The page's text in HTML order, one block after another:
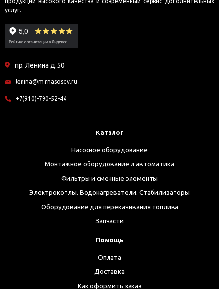
услуг.
пр. Ленина д.50
lenina@mirnasosov.ru
+7(910)-790-52-44
Каталог
Насосное оборудование
Монтажное оборудование и автоматика
Фильтры и сменные элементы
Электрокотлы. Водонагреватели. Стабилизаторы
Оборудование для перекачивания топлива
Запчасти
Помощь
Оплата
Доставка
Как оформить заказ